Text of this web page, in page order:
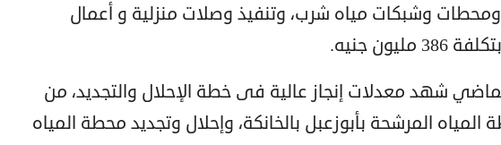
وشبكات مياه شرب، وتنفيذ وصلات منزلية و أعمال
جنيه.
شهد معدلات إنجاز عالية فى خطة الإحلال والتجديد، من
المياه المرشحة بأبوزعبل بالخانكة، وإحلال وتجديد محطة المياه